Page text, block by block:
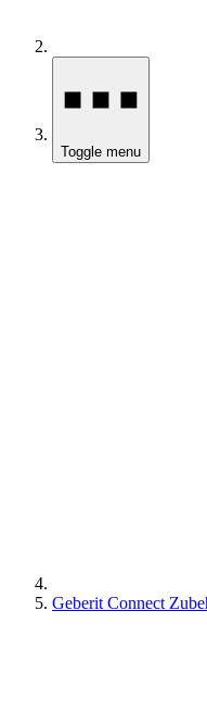
Toggle menu
Geberit Connect